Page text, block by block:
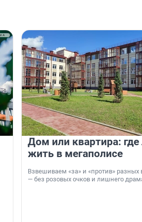
Дом или квартира:
жить в мегаполисе
Взвешиваем «за» и «против» разных
— без розовых очков и лишнего